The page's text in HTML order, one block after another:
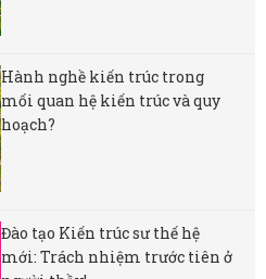
Hành nghề kiến trúc trong
mối quan hệ kiến trúc và quy
hoạch?
Đào tạo Kiến trúc sư thế hệ
mới: Trách nhiệm trước tiên ở